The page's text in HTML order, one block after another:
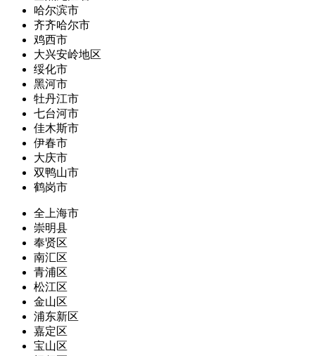
哈尔滨市
齐齐哈尔市
鸡西市
大兴安岭地区
绥化市
黑河市
牡丹江市
七台河市
佳木斯市
伊春市
大庆市
双鸭山市
鹤岗市
全上海市
崇明县
奉贤区
南汇区
青浦区
松江区
金山区
浦东新区
嘉定区
宝山区